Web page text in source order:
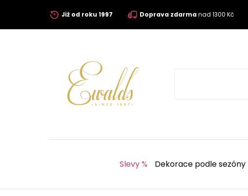
Již od roku 1997 Doprava zdarmanad 1300 Kč
Slevy % Dekorace podle sezóny